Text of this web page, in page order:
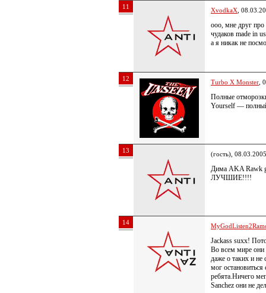
11 XvodkaX ,
ооо, мне друг
чудаков made in
а я никак не
12 Turbo X Monster ,
Полные
Yourself —
13 (гость),
Дима AKA Rawk
ЛУЧШИЕ!!!!
14
Jackass suxx!
Во всем мире они
даже о таких и
мог
ребята.Ничего
Sanchez они не